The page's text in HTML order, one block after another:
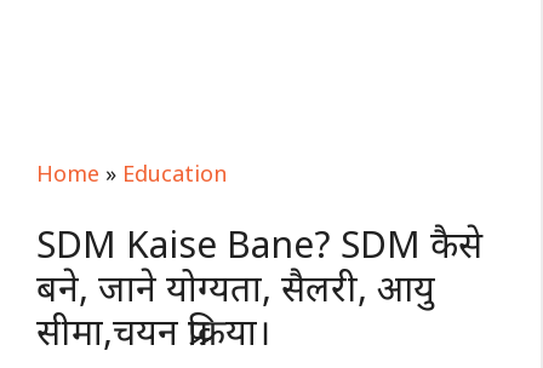
Home » Education
SDM Kaise Bane? SDM कैसे
बने, जाने योग्यता, सैलरी, आयु
सीमा,चयन प्रक्रिया।